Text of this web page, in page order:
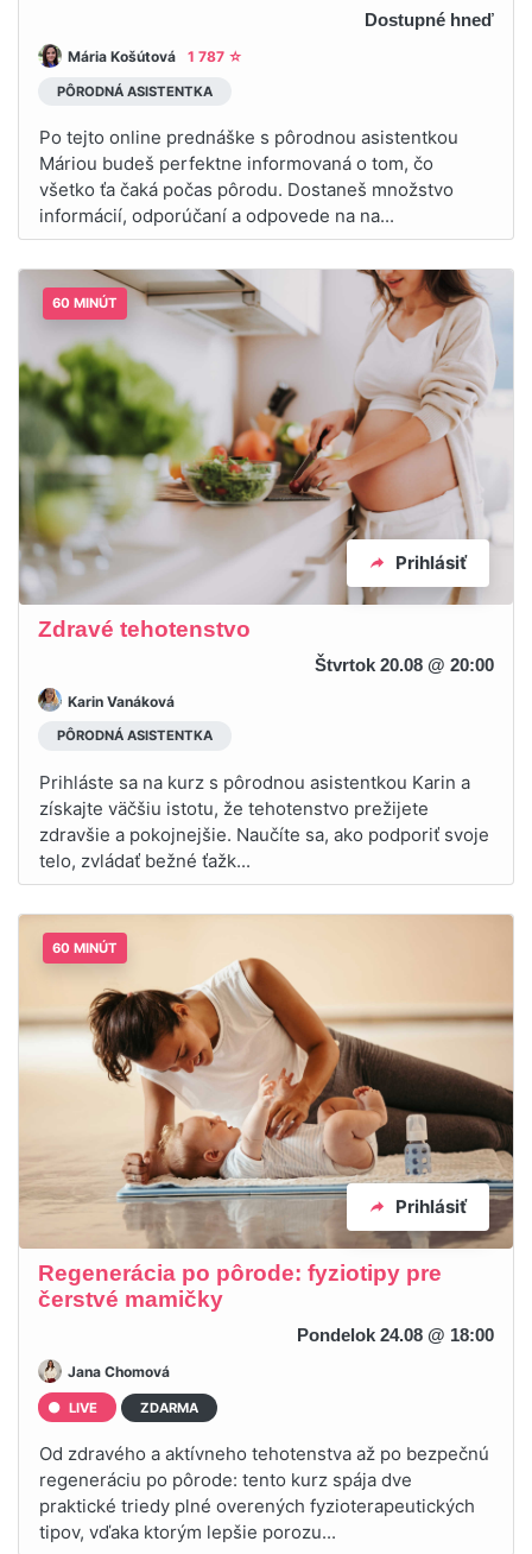
Dostupné hneď
Mária Košútová 1 787 ☆
PÔRODNÁ ASISTENTKA
Po tejto online prednáške s pôrodnou asistentkou
Máriou budeš perfektne informovaná o tom, čo
všetko ťa čaká počas pôrodu. Dostaneš množstvo
informácií, odporúčaní a odpovede na na...
60 MINÚT
Prihlásiť
Zdravé tehotenstvo
Štvrtok 20.08 @ 20:00
Karin Vanáková
PÔRODNÁ ASISTENTKA
Prihláste sa na kurz s pôrodnou asistentkou Karin a
získajte väčšiu istotu, že tehotenstvo prežijete
zdravšie a pokojnejšie. Naučíte sa, ako podporiť svoje
telo, zvládať bežné ťažk...
60 MINÚT
Prihlásiť
Regenerácia po pôrode: fyziotipy pre
čerstvé mamičky
Pondelok 24.08 @ 18:00
Jana Chomová
LIVE ZDARMA
Od zdravého a aktívneho tehotenstva až po bezpečnú
regeneráciu po pôrode: tento kurz spája dve
praktické triedy plné overených fyzioterapeutických
tipov, vďaka ktorým lepšie porozu...